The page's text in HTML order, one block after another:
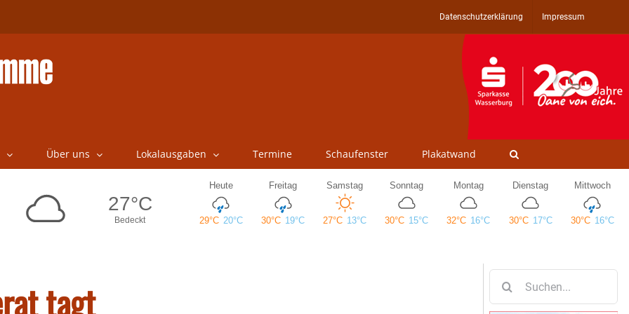
Datenschutzerklärung Impressum
Über uns Lokalausgaben Termine Schaufenster Plakatwand
tagt
nach: